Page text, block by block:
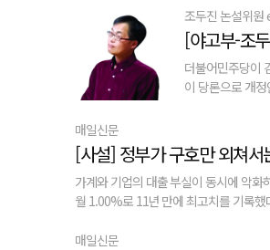
조두진 논설위
[야고부-조
더불어민주당이
이 당론으로 개
매일신문
[사설] 정부가 구호만 외쳐
가계와 기업의 대출 부실이 동시에 악
월 1.00%로 11년 만에 최고치를 기록했
매일신문